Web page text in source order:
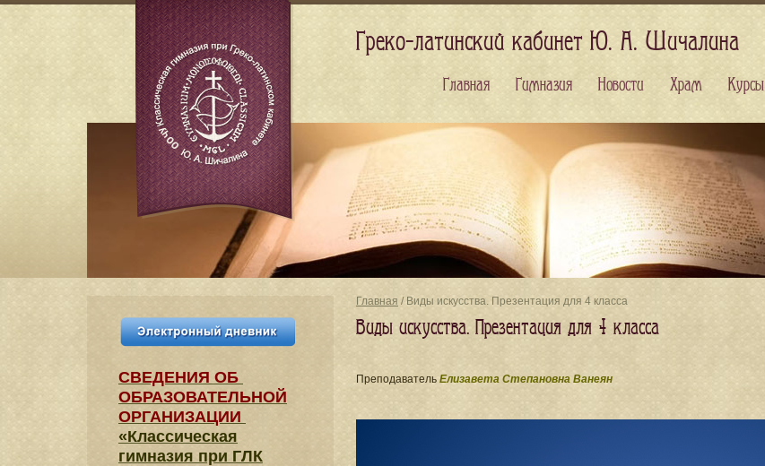
Главная / Виды искусства. Презентация для 4 класса
Виды искусства. Презентация для 4 класса
Преподаватель Елизавета Степановна Ванеян
СВЕДЕНИЯ​ ОБ
ОБРАЗОВАТЕЛЬНОЙ
ОРГАНИЗАЦИИ
«Классическая
гимназия при ГЛК
Греко-латинский кабинет Ю. А. Шичалина
Главная Гимназия Новости Храм Курсы